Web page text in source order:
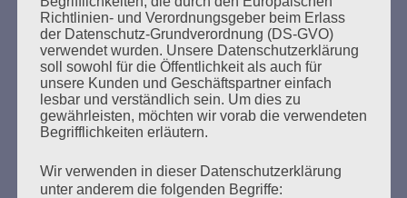
Donnerstag, 21. Mai 2026, 11 – 18 Uhr
Zum 26. Mal gibt es eine Marathonlesung anlässlich
Richtlinien- und Verordnungsgeber beim Erlass
der Datenschutz-Grundverordnung (DS-GVO)
verwendet wurden. Unsere Datenschutzerklärung
soll sowohl für die Öffentlichkeit als auch für
unsere Kunden und Geschäftspartner einfach
lesbar und verständlich sein. Um dies zu
gewährleisten, möchten wir vorab die verwendeten
Begrifflichkeiten erläutern.
Wir verwenden in dieser Datenschutzerklärung
unter anderem die folgenden Begriffe: